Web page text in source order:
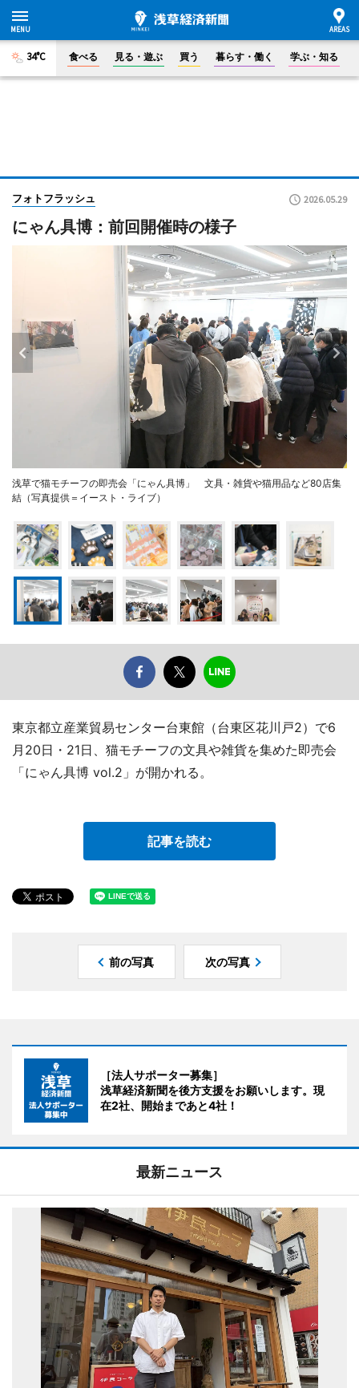
34°C 食べる 見る・遊ぶ 買う 暮らす・働く 学ぶ・知る
フォトフラッシュ 2026.05.29
にゃん具博：前回開催時の様子
浅草で猫モチーフの即売会「にゃん具博」 文具・雑貨や猫用品など80店集
結（写真提供＝イースト・ライブ）
東京都立産業貿易センター台東館（台東区花川戸2）で6
月20日・21日、猫モチーフの文具や雑貨を集めた即売会
「にゃん具博 vol.2」が開かれる。
記事を読む
前の写真 次の写真
［法人サポーター募集］
浅草経済新聞を後方支援をお願いします。現
在2社、開始まであと4社！
最新ニュース